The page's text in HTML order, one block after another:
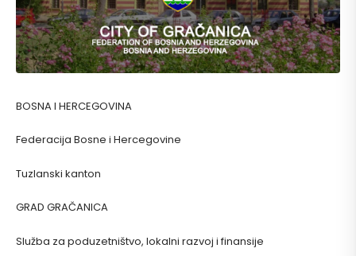
BOSNA I HERCEGOVINA
Federacija Bosne i Hercegovine
Tuzlanski kanton
GRAD GRAČANICA
Služba za poduzetništvo, lokalni razvoj i finansije